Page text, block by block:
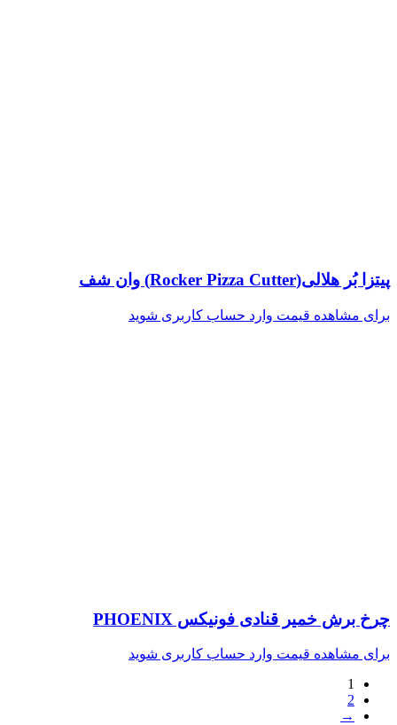
پیتزا بُر هلالی(Rocker Pizza Cutter) وان شف
برای مشاهده قیمت وارد حساب کاربری شوید
چرخ برش خمیر قنادی فونیکس PHOENIX
برای مشاهده قیمت وارد حساب کاربری شوید
1
2
→